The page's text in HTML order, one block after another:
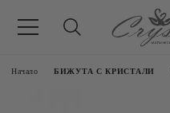
Начало БИЖУТА С КРИСТАЛИ